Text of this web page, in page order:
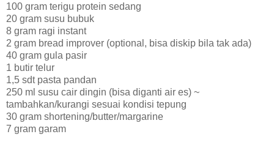
100 gram terigu protein sedang
20 gram susu bubuk
8 gram ragi instant
2 gram bread improver (optional, bisa diskip bila tak ada)
40 gram gula pasir
1 butir telur
1,5 sdt pasta pandan
250 ml susu cair dingin (bisa diganti air es) ~
tambahkan/kurangi sesuai kondisi tepung
30 gram shortening/butter/margarine
7 gram garam